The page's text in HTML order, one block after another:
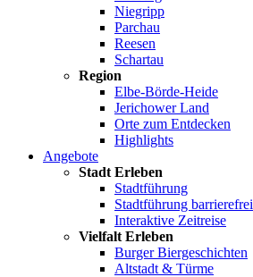
Niegripp
Parchau
Reesen
Schartau
Region
Elbe-Börde-Heide
Jerichower Land
Orte zum Entdecken
Highlights
Angebote
Stadt Erleben
Stadtführung
Stadtführung barrierefrei
Interaktive Zeitreise
Vielfalt Erleben
Burger Biergeschichten
Altstadt & Türme